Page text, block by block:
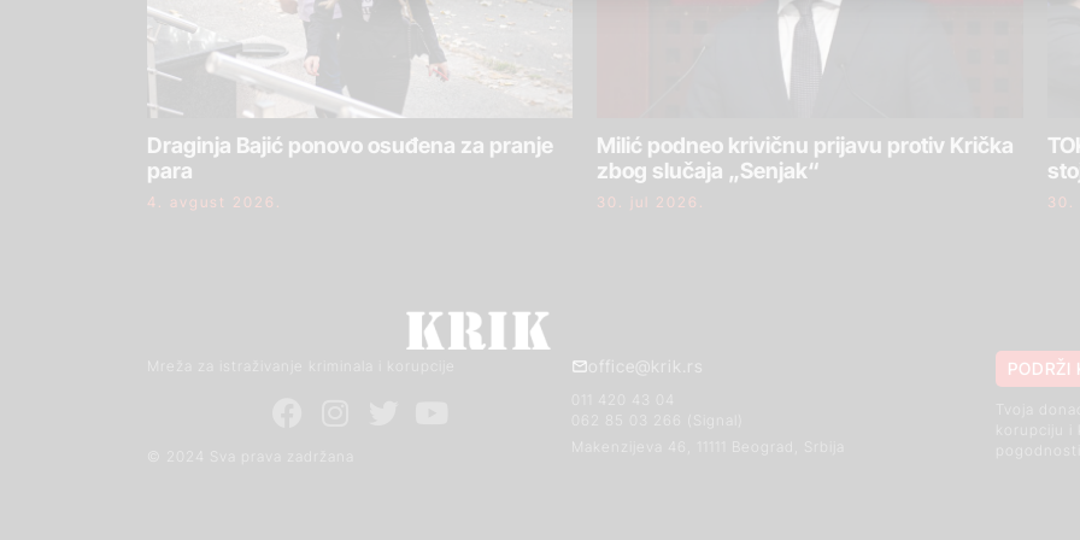
Draginja Bajić ponovo osuđena za pranje
para
4. avgust 2026.
Milić podneo krivičnu prijavu protiv Krička
zbog slučaja „Senjak“
30. jul 2026. 30.
Mreža za istraživanje kriminala i korupcije
© 2024 Sva prava zadržana
office@krik.rs
011 420 43 04
Makenzijeva 46, 11111 Beograd, Srbija
PODRŽI
korupciju i